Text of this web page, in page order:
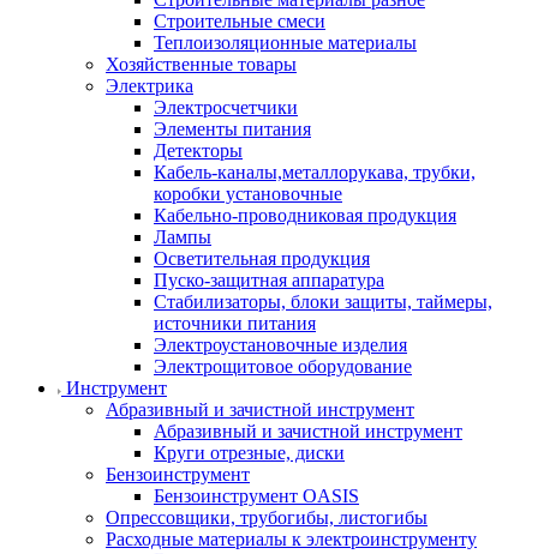
Строительные смеси
Теплоизоляционные материалы
Хозяйственные товары
Электрика
Электросчетчики
Элементы питания
Детекторы
Кабель-каналы,металлорукава, трубки,
коробки установочные
Кабельно-проводниковая продукция
Лампы
Осветительная продукция
Пуско-защитная аппаратура
Стабилизаторы, блоки защиты, таймеры,
источники питания
Электроустановочные изделия
Электрощитовое оборудование
Инструмент
Абразивный и зачистной инструмент
Абразивный и зачистной инструмент
Круги отрезные, диски
Бензоинструмент
Бензоинструмент OASIS
Опрессовщики, трубогибы, листогибы
Расходные материалы к электроинструменту